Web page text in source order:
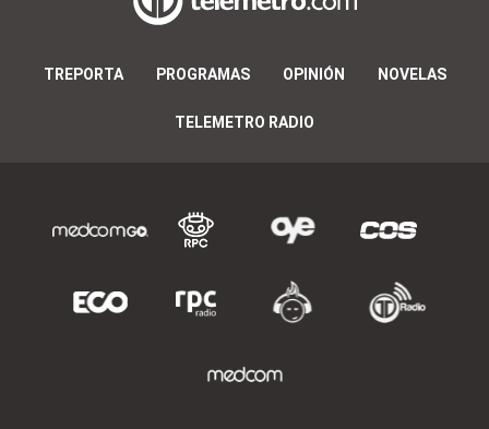
TREPORTA PROGRAMAS OPINIÓN NOVELAS
TELEMETRO RADIO